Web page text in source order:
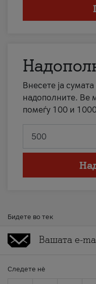
Внесете ја
надополните. Ве
помеѓу 100 и
Бидете во тек
Следете нè